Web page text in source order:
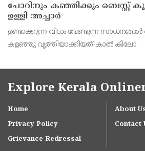
ചോറിനും കഞ്ഞിക്കും ബെസ്റ്റ്
ഉള്ളി അച്ചാർ
ഉണ്ടാക്കുന്ന വിധം വേണ്ടുന്ന സാധനങ്ങള്‍
കളഞ്ഞു വൃത്തിയാക്കിയത്-കാല്‍ കിലോ
Explore Kerala
Home
About
Privacy Policy
Contact
Grievance Redressal